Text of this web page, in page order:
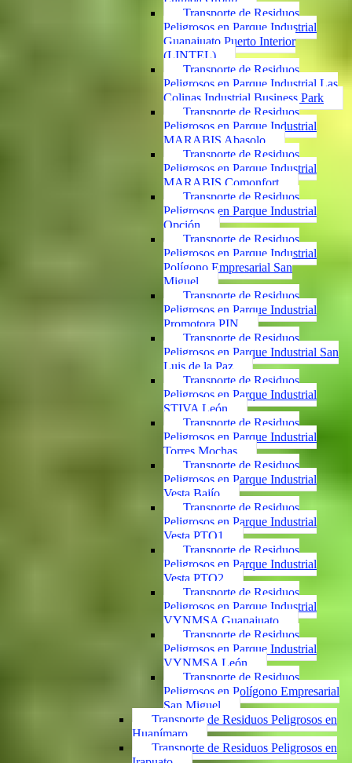
Transporte de Residuos
Peligrosos en Parque Industrial
Guanajuato Puerto Interior
(LINTEL)
Transporte de Residuos
Peligrosos en Parque Industrial Las
Colinas Industrial Business Park
Transporte de Residuos
Peligrosos en Parque Industrial
MARABIS Abasolo
Transporte de Residuos
Peligrosos en Parque Industrial
MARABIS Comonfort
Transporte de Residuos
Peligrosos en Parque Industrial
Opción
Transporte de Residuos
Peligrosos en Parque Industrial
Polígono Empresarial San
Miguel
Transporte de Residuos
Peligrosos en Parque Industrial
Promotora PIN
Transporte de Residuos
Peligrosos en Parque Industrial San
Luis de la Paz
Transporte de Residuos
Peligrosos en Parque Industrial
STIVA León
Transporte de Residuos
Peligrosos en Parque Industrial
Torres Mochas
Transporte de Residuos
Peligrosos en Parque Industrial
Vesta Bajío
Transporte de Residuos
Peligrosos en Parque Industrial
Vesta PTO1
Transporte de Residuos
Peligrosos en Parque Industrial
Vesta PTO2
Transporte de Residuos
Peligrosos en Parque Industrial
VYNMSA Guanajuato
Transporte de Residuos
Peligrosos en Parque Industrial
VYNMSA León
Transporte de Residuos
Peligrosos en Polígono Empresarial
San Miguel
Transporte de Residuos Peligrosos en
Huanímaro
Transporte de Residuos Peligrosos en